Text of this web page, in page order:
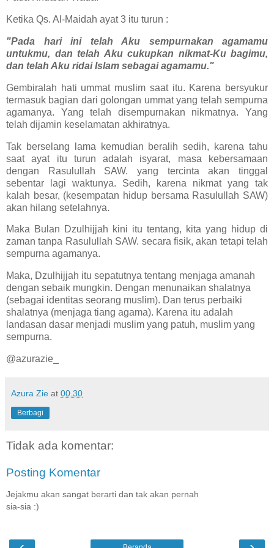
Ketika Qs. Al-Maidah ayat 3 itu turun :
"Pada hari ini telah Aku sempurnakan agamamu
untukmu, dan telah Aku cukupkan nikmat-Ku bagimu,
dan telah Aku ridai Islam sebagai agamamu."
Gembiralah hati ummat muslim saat itu. Karena bersyukur
termasuk bagian dari golongan ummat yang telah sempurna
agamanya. Yang telah disempurnakan nikmatnya. Yang
telah dijamin keselamatan akhiratnya.
Tak berselang lama kemudian beralih sedih, karena tahu
saat ayat itu turun adalah isyarat, masa kebersamaan
dengan Rasulullah SAW. yang tercinta akan tinggal
sebentar lagi waktunya. Sedih, karena nikmat yang tak
kalah besar, (kesempatan hidup bersama Rasulullah SAW)
akan hilang setelahnya.
Maka Bulan Dzulhijjah kini itu tentang, kita yang hidup di
zaman tanpa Rasulullah SAW. secara fisik, akan tetapi telah
sempurna agamanya.
Maka, Dzulhijjah itu sepatutnya tentang menjaga amanah
dengan sebaik mungkin. Dengan menunaikan shalatnya
(sebagai identitas seorang muslim). Dan terus perbaiki
shalatnya (menjaga tiang agama). Karena itu adalah
landasan dasar menjadi muslim yang patuh, muslim yang
sempurna.
@azurazie_
Azura Zie at 00.30
Berbagi
Tidak ada komentar:
Posting Komentar
Jejakmu akan sangat berarti dan tak akan pernah
sia-sia :)